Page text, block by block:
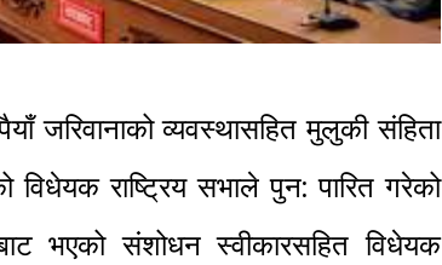
जरिवानाको व्यवस्थासहित मुलुकी संहिता
राष्ट्रिय सभाले पुन: पारित गरेको
भएको संशोधन स्वीकारसहित विधेयक